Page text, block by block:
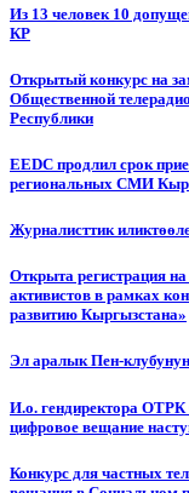
Из 13 человек 10
КР
Открытый конкурс на
Общественной
Республики
EEDC продлил срок
региональных СМИ
Журналисттик
Открыта регистрация
активистов в рамках
развитию Кыргызстана»
Эл аралык Пен-
И.о. гендиректора
цифровое вещание
Конкурс для частных